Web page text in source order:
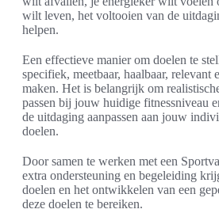
wilt leven, het voltooien van de
helpen.
Een effectieve manier om doelen te
specifiek, meetbaar, haalbaar, relevant
maken. Het is belangrijk om
passen bij jouw huidige fitnessniveau
de uitdaging aanpassen aan jouw
doelen.
Door samen te werken met een
extra ondersteuning en begeleiding
doelen en het ontwikkelen van een
deze doelen te bereiken.